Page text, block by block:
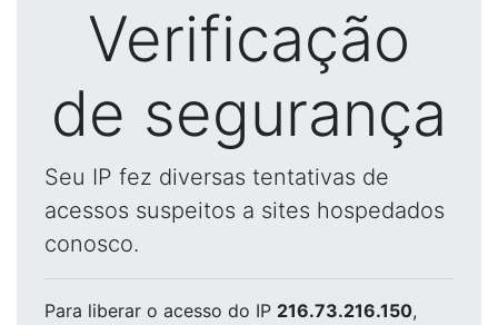
Verificação
de segurança
Seu IP fez diversas tentativas de
acessos suspeitos a sites hospedados
conosco.
Para liberar o acesso do IP 216.73.216.150,